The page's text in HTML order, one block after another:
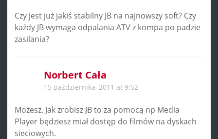
Czy jest już jakiś stabilny JB na najnowszy soft? Czy
każdy JB wymaga odpalania ATV z kompa po padzie
zasilania?
Norbert Cała
15 października, 2011 at 9:52
Możesz. Jak zrobisz JB to za pomocą np Media
Player będziesz miał dostęp do filmów na dyskach
sieciowych.